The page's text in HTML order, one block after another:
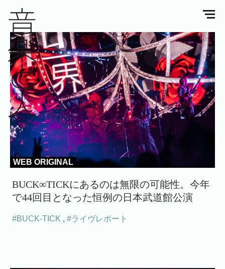
WEB ORIGINAL
BUCK∞TICKにあるのは無限の可能性。今年
で44回目となった恒例の日本武道館公演
#BUCK-TICK , #ライヴレポート